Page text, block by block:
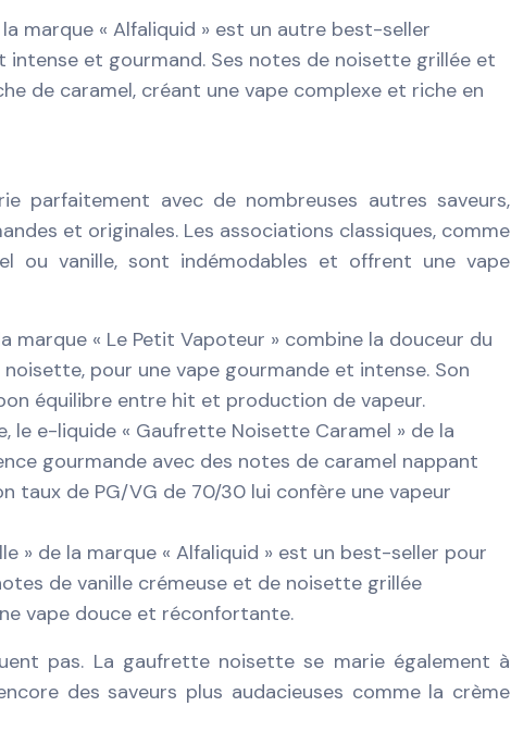
marque « Alfaliquid » est un autre best-seller
et gourmand. Ses notes de noisette grillée et
de caramel, créant une vape complexe et riche en
parfaitement avec de nombreuses autres saveurs,
et originales. Les associations classiques, comme
ou vanille, sont indémodables et offrent une vape
marque « Le Petit Vapoteur » combine la douceur du
pour une vape gourmande et intense. Son
équilibre entre hit et production de vapeur.
le e-liquide « Gaufrette Noisette Caramel » de la
gourmande avec des notes de caramel nappant
taux de PG/VG de 70/30 lui confère une vapeur
» de la marque « Alfaliquid » est un best-seller pour
de vanille crémeuse et de noisette grillée
vape douce et réconfortante.
pas. La gaufrette noisette se marie également à
des saveurs plus audacieuses comme la crème